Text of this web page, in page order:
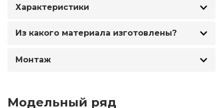
Характеристики
Из какого материала изготовлены?
Монтаж
Модельный ряд